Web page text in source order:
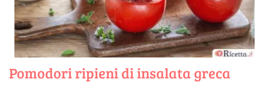
Pomodori ripieni di insalata greca